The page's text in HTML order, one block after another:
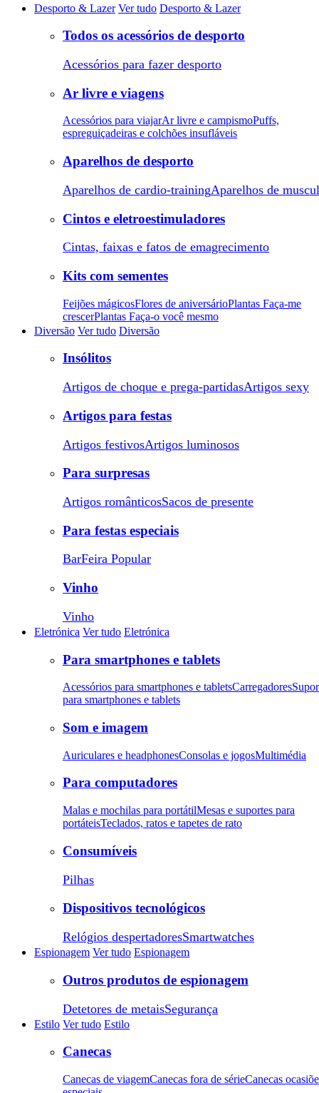
Desporto & Lazer Ver tudo Desporto & Lazer
Todos os acessórios de desporto
Acessórios para fazer desporto
Ar livre e viagens
Acessórios para viajarAr livre e campismoPuffs,
espreguiçadeiras e colchões insufláveis
Aparelhos de desporto
Aparelhos de cardio-trainingAparelhos de
Cintos e eletroestimuladores
Cintas, faixas e fatos de emagrecimento
Kits com sementes
Feijões mágicosFlores de aniversárioPlantas Faça-me
crescerPlantas Faça-o você mesmo
Diversão Ver tudo Diversão
Insólitos
Artigos de choque e prega-partidasArtigos sexy
Artigos para festas
Artigos festivosArtigos luminosos
Para surpresas
Artigos românticosSacos de presente
Para festas especiais
BarFeira Popular
Vinho
Vinho
Eletrónica Ver tudo Eletrónica
Para smartphones e tablets
Acessórios para smartphones e tabletsCarregadores
para smartphones e tablets
Som e imagem
Auriculares e headphonesConsolas e jogosMultimédia
Para computadores
Malas e mochilas para portátilMesas e suportes para
portáteisTeclados, ratos e tapetes de rato
Consumíveis
Pilhas
Dispositivos tecnológicos
Relógios despertadoresSmartwatches
Espionagem Ver tudo Espionagem
Outros produtos de espionagem
Detetores de metaisSegurança
Estilo Ver tudo Estilo
Canecas
Canecas de viagemCanecas fora de sérieCanecas